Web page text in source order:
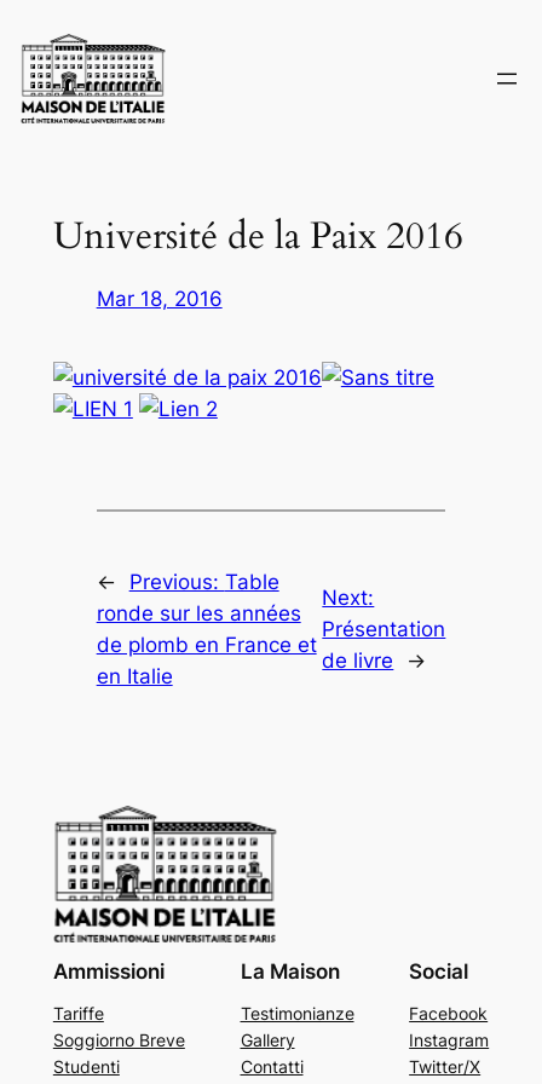
to
content
Université de la Paix 2016
Mar 18, 2016
← Previous: Table
ronde sur les années
de plomb en France et
en Italie
Next:
Présentation
de livre
→
Ammissioni
Tariffe
Soggiorno Breve
Studenti
La Maison
Testimonianze
Gallery
Contatti
Social
Facebook
Instagram
Twitter/X